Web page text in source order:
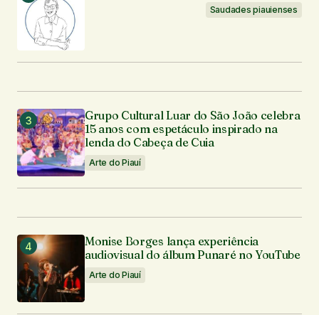
Saudades piauienses
Grupo Cultural Luar do São João celebra
15 anos com espetáculo inspirado na
lenda do Cabeça de Cuia
Arte do Piauí
Monise Borges lança experiência
audiovisual do álbum Punaré no YouTube
Arte do Piauí